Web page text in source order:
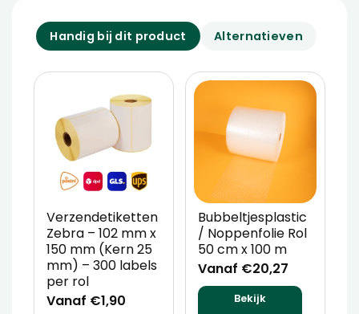
Handig bij dit product Alternatieven
Verzendetiketten
Zebra – 102 mm x
150 mm (Kern 25
mm) – 300 labels
per rol
Vanaf €1,90
Bubbeltjesplastic
/ Noppenfolie Rol
50 cm x 100 m
Vanaf €20,27
Bekijk